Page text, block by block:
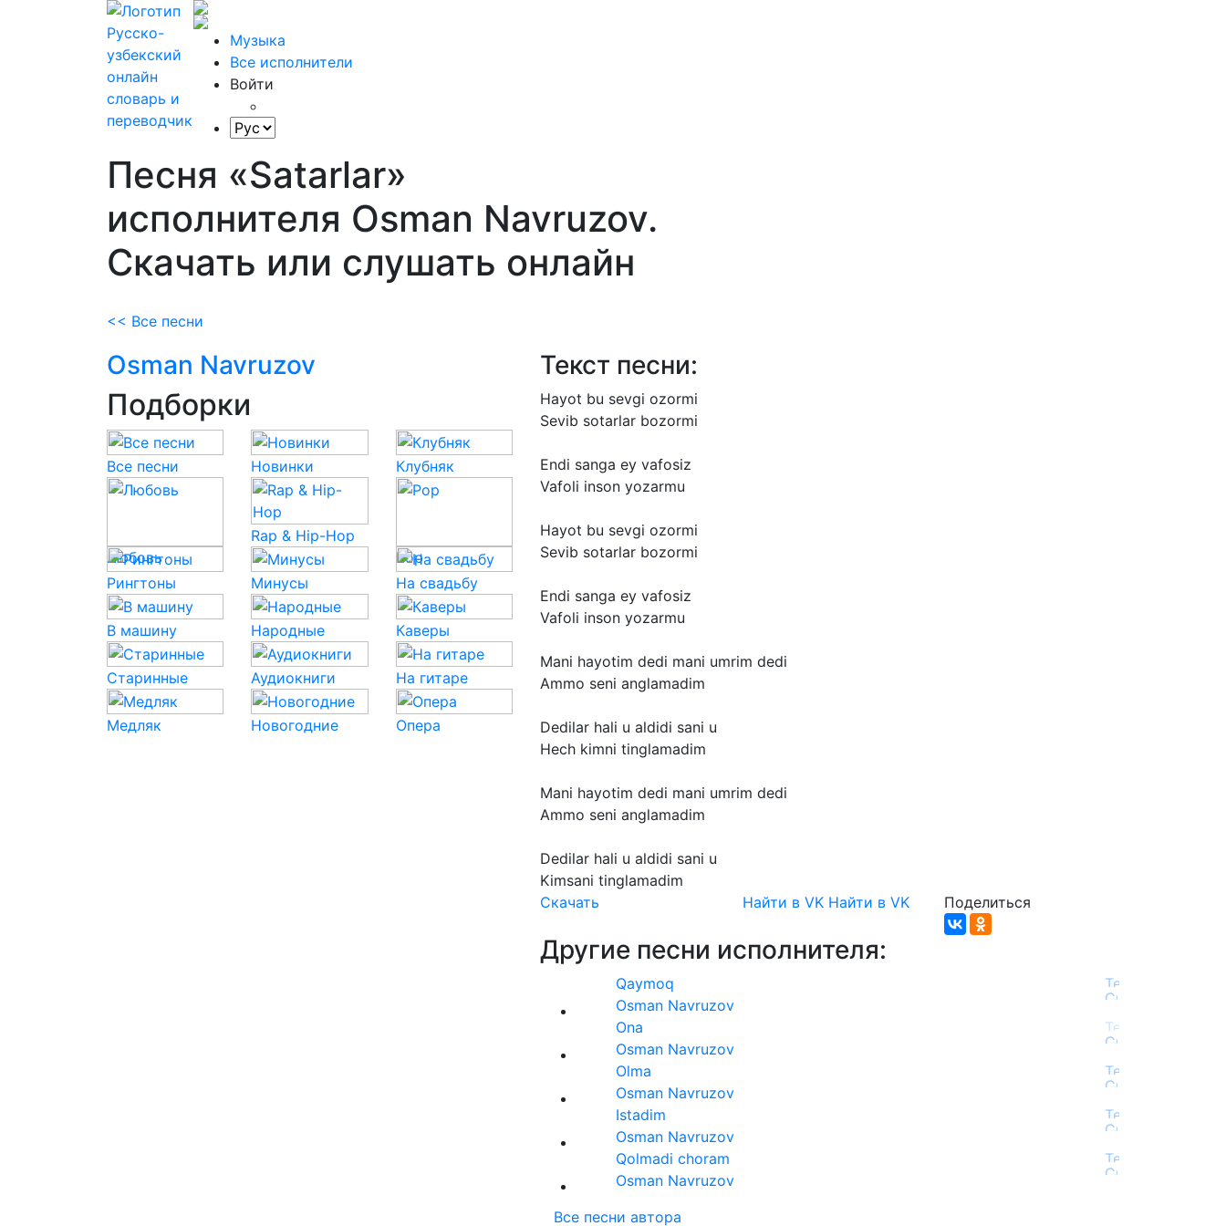
Музыка
Все исполнители
Войти
Песня «Satarlar»
исполнителя Osman Navruzov.
Скачать или слушать онлайн
<< Все песни
Текст песни:
Hayot bu sevgi ozormi
Sevib sotarlar bozormi
Endi sanga ey vafosiz
Vafoli inson yozarmu
Hayot bu sevgi ozormi
Sevib sotarlar bozormi
Endi sanga ey vafosiz
Vafoli inson yozarmu
Mani hayotim dedi mani umrim dedi
Ammo seni anglamadim
Dedilar hali u aldidi sani u
Hech kimni tinglamadim
Mani hayotim dedi mani umrim dedi
Ammo seni anglamadim
Dedilar hali u aldidi sani u
Kimsani tinglamadim
Скачать
Найти в VK Найти в VK Поделиться
Другие песни исполнителя:
Qaymoq
Osman Navruzov
Ona
Osman Navruzov
Olma
Osman Navruzov
Istadim
Osman Navruzov
Qolmadi choram
Osman Navruzov
Все песни автора
Osman Navruzov
Подборки
Все песни Новинки Клубняк
Любовь
Rap & Hip-Hop
Pop
Рингтоны
Минусы На свадьбу
В машину Народные Каверы
Старинные Аудиокниги На гитаре
Медляк Новогодние Опера